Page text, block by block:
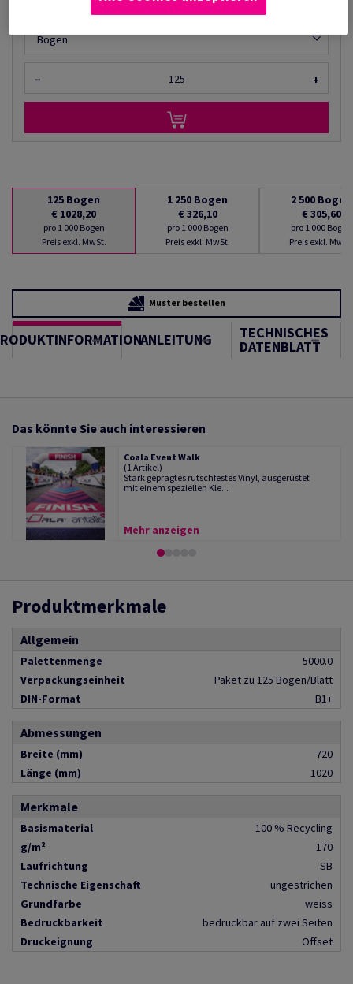
Mengeneinheiten
Bogen
− +
125 Bogen
€ 1028,20
pro 1 000 Bogen
Preis exkl. MwSt.
1 250 Bogen
€ 326,10
pro 1 000 Bogen
Preis exkl. MwSt.
2 500 Bogen
€ 305,60
pro 1 000 Bogen
Preis exkl. MwSt.
Muster bestellen
ANLEITUNG TECHNISCHES
DATENBLATT
Das könnte Sie auch interessieren
Coala Event Walk
(1 Artikel)
Stark geprägtes rutschfestes Vinyl, ausgerüstet
mit einem speziellen Kle...
Mehr anzeigen
Produktmerkmale
Allgemein
Palettenmenge
5000.0
Verpackungseinheit
Paket zu 125 Bogen/Blatt
DIN-Format
B1+
Abmessungen
Breite (mm)
720
Länge (mm)
1020
Merkmale
Basismaterial
100 % Recycling
g/m²
170
Laufrichtung
SB
Technische Eigenschaft
ungestrichen
Grundfarbe
weiss
Bedruckbarkeit
bedruckbar auf zwei Seiten
Druckeignung
Offset